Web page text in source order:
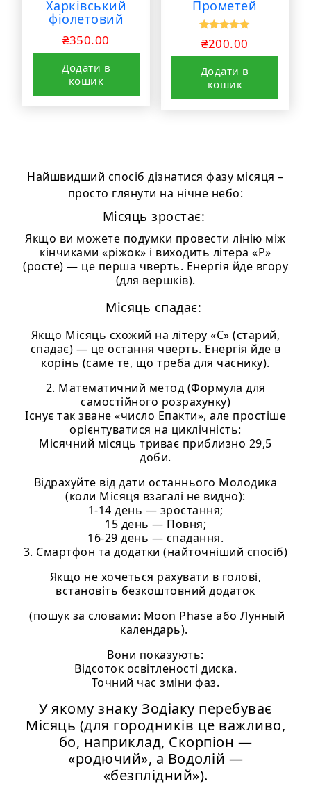
Харківський
фіолетовий
₴350.00
Додати в
кошик
Прометей
Оцінено в
5.00
з 5
₴200.00
Додати в
кошик
Найшвидший спосіб дізнатися фазу місяця –
просто глянути на нічне небо:
Місяць зростає:
Якщо ви можете подумки провести лінію між
кінчиками «ріжок» і виходить літера «Р»
(росте) — це перша чверть. Енергія йде вгору
(для вершків).
Місяць спадає:
Якщо Місяць схожий на літеру «С» (старий,
спадає) — це остання чверть. Енергія йде в
корінь (саме те, що треба для часнику).
2. Математичний метод (Формула для
самостійного розрахунку)
Існує так зване «число Епакти», але простіше
орієнтуватися на циклічність:
Місячний місяць триває приблизно 29,5
доби.
Відрахуйте від дати останнього Молодика
(коли Місяця взагалі не видно):
1-14 день — зростання;
15 день — Повня;
16-29 день — спадання.
3. Смартфон та додатки (найточніший спосіб)
Якщо не хочеться рахувати в голові,
встановіть безкоштовний додаток
(пошук за словами: Moon Phase або Лунный
календарь).
Вони показують:
Відсоток освітленості диска.
Точний час зміни фаз.
У якому знаку Зодіаку перебуває
Місяць (для городників це важливо,
бо, наприклад, Скорпіон —
«родючий», а Водолій —
«безплідний»).